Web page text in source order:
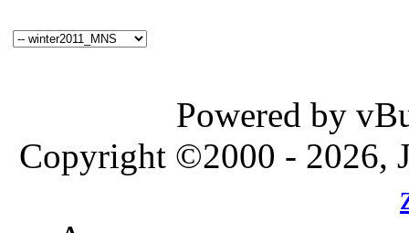
Powered by
Copyright ©2000 - 2026,